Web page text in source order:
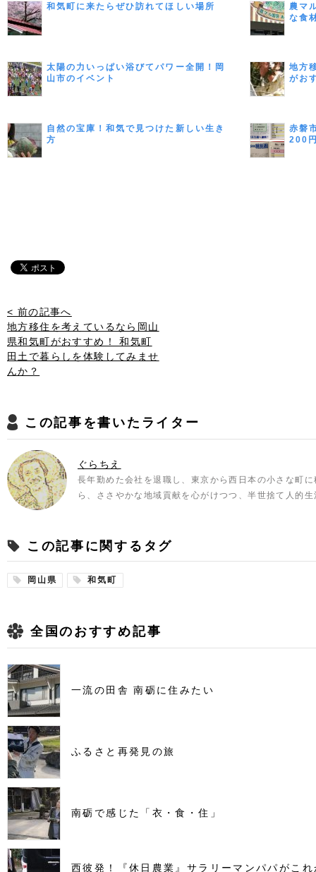
和気町に来たらぜひ訪れてほしい場所
農マ
な食
太陽の力いっぱい浴びてパワー全開！岡
山市のイベント
地方
がお
自然の宝庫！和気で見つけた新しい生き
方
赤磐
200
< 前の記事へ
地方移住を考えているなら岡山
県和気町がおすすめ！ 和気町
田土で暮らしを体験してみませ
んか？
この記事を書いたライター
ぐらちえ
長年勤めた会社を退職し、東京から西日本の小さな町
ら、ささやかな地域貢献を心がけつつ、半世捨て人的
この記事に関するタグ
岡山県 和気町
全国のおすすめ記事
一流の田舎 南砺に住みたい
ふるさと再発見の旅
南砺で感じた「衣・食・住」
西彼発！『休日農業』サラリーマンパパがこ